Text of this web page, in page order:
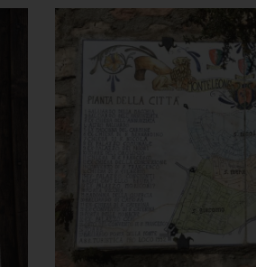
Chiesa della
Madonna del
Carmelo
Clicca per ingrandire